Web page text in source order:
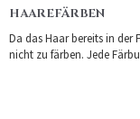
HAAREFÄRBEN
Da das Haar bereits in der
nicht zu färben. Jede